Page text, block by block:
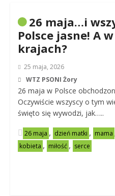
26 maja…i
Polsce jasne! A
krajach?
25 maja, 2026
WTZ PSONI Żory
26 maja w Polsce
Oczywiście wszyscy o tym
święto się wywodzi, jak…..
26 maja , dzień matki , mama
kobieta , miłość , serce